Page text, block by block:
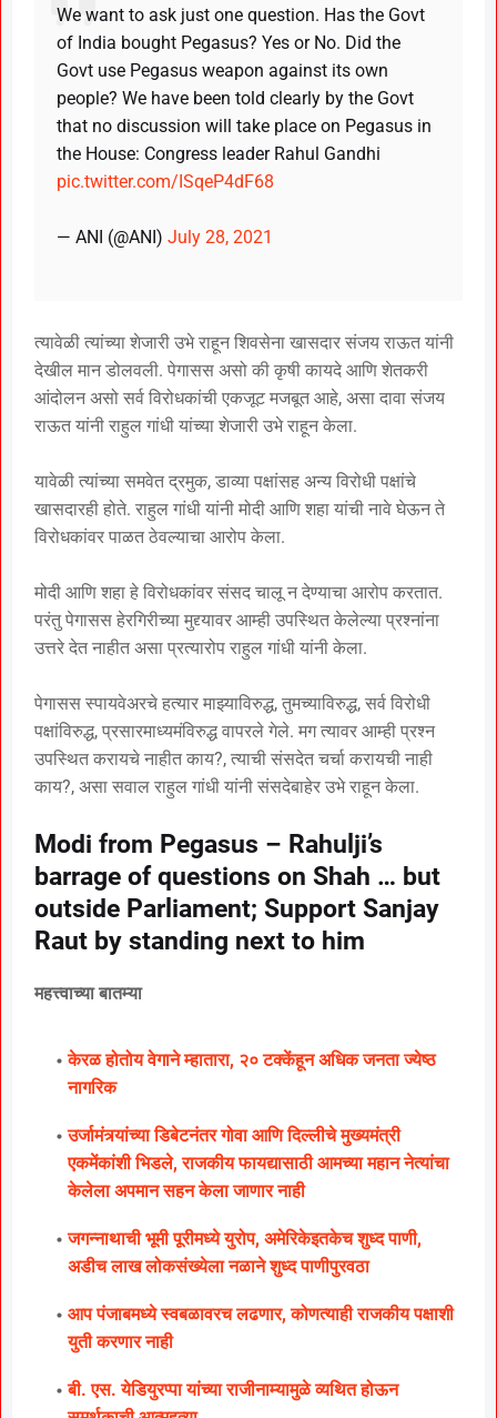
We want to ask just one question. Has the Govt
of India bought Pegasus? Yes or No. Did the
Govt use Pegasus weapon against its own
people? We have been told clearly by the Govt
that no discussion will take place on Pegasus in
the House: Congress leader Rahul Gandhi
pic.twitter.com/ISqeP4dF68
— ANI (@ANI) July 28, 2021
त्यावेळी त्यांच्या शेजारी उभे राहून शिवसेना खासदार संजय राऊत यांनी
देखील मान डोलवली. पेगासस असो की कृषी कायदे आणि शेतकरी
आंदोलन असो सर्व विरोधकांची एकजूट मजबूत आहे, असा दावा संजय
राऊत यांनी राहुल गांधी यांच्या शेजारी उभे राहून केला.
यावेळी त्यांच्या समवेत द्रमुक, डाव्या पक्षांसह अन्य विरोधी पक्षांचे
खासदारही होते. राहुल गांधी यांनी मोदी आणि शहा यांची नावे घेऊन ते
विरोधकांवर पाळत ठेवल्याचा आरोप केला.
मोदी आणि शहा हे विरोधकांवर संसद चालू न देण्याचा आरोप करतात.
परंतु पेगासस हेरगिरीच्या मुद्द्यावर आम्ही उपस्थित केलेल्या प्रश्नांना
उत्तरे देत नाहीत असा प्रत्यारोप राहुल गांधी यांनी केला.
पेगासस स्पायवेअरचे हत्यार माझ्याविरुद्ध, तुमच्याविरुद्ध, सर्व विरोधी
पक्षांविरुद्ध, प्रसारमाध्यमंविरुद्ध वापरले गेले. मग त्यावर आम्ही प्रश्न
उपस्थित करायचे नाहीत काय?, त्याची संसदेत चर्चा करायची नाही
काय?, असा सवाल राहुल गांधी यांनी संसदेबाहेर उभे राहून केला.
Modi from Pegasus – Rahulji’s
barrage of questions on Shah … but
outside Parliament; Support Sanjay
Raut by standing next to him
महत्त्वाच्या बातम्या
केरळ होतोय वेगाने म्हातारा, २० टक्केंहून अधिक जनता ज्येष्ठ
नागरिक
उर्जामंत्र्यांच्या डिबेटनंतर गोवा आणि दिल्लीचे मुख्यमंत्री
एकमेंकांशी भिडले, राजकीय फायद्यासाठी आमच्या महान नेत्यांचा
केलेला अपमान सहन केला जाणार नाही
जगन्नाथाची भूमी पूरीमध्ये युरोप, अमेरिकेइतकेच शुध्द पाणी,
अडीच लाख लोकसंख्येला नळाने शुध्द पाणीपुरवठा
आप पंजाबमध्ये स्वबळावरच लढणार, कोणत्याही राजकीय पक्षाशी
युती करणार नाही
बी. एस. येडियुरप्पा यांच्या राजीनाम्यामुळे व्यथित होऊन